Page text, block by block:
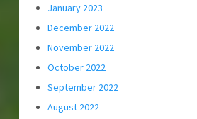
January 2023
December 2022
November 2022
October 2022
September 2022
August 2022